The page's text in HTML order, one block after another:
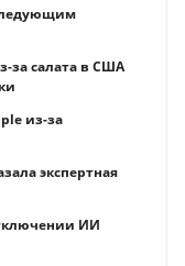
за салата в США
из-за
экспертная
ИИ